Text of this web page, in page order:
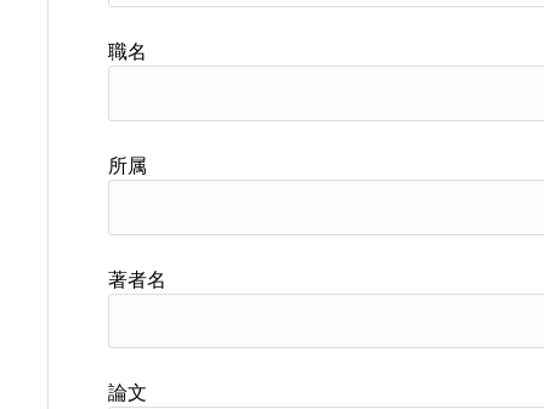
職名
所属
著者名
論文